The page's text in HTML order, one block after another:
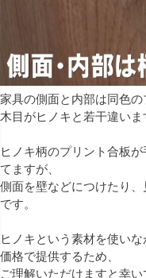
家具の側面と内部は同色の
木目がヒノキと若干違いま
ヒノキ柄のプリント合板
てますが、
側面を壁などにつけたり
です。
ヒノキという素材を使い
価格で提供するため、
ご理解いただけますと幸い